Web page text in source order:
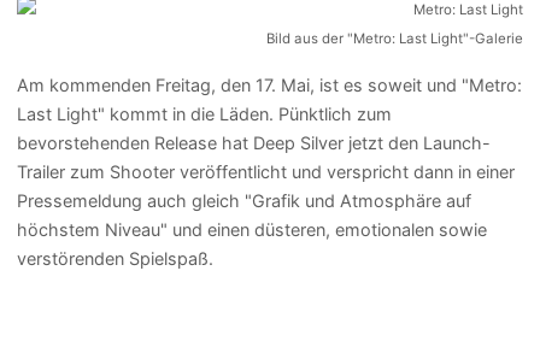
Bild aus der "Metro: Last Light"-Galerie
Am kommenden Freitag, den 17. Mai, ist es soweit und "Metro:
Last Light" kommt in die Läden. Pünktlich zum
bevorstehenden Release hat Deep Silver jetzt den Launch-
Trailer zum Shooter veröffentlicht und verspricht dann in einer
Pressemeldung auch gleich "Grafik und Atmosphäre auf
höchstem Niveau" und einen düsteren, emotionalen sowie
verstörenden Spielspaß.